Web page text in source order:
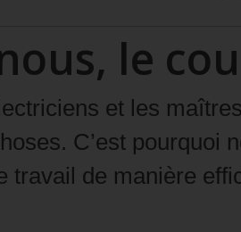
le
et les
C’est pourquoi
de manière